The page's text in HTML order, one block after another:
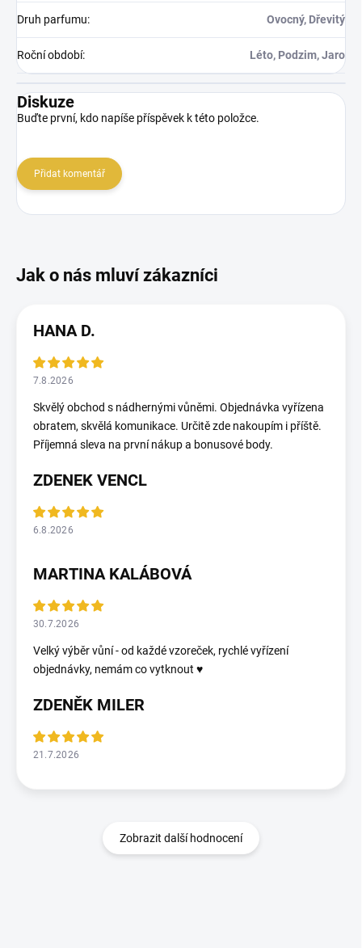
Druh parfumu: Ovocný, Dřevitý
Roční období: Léto, Podzim, Jaro
Diskuze
Buďte první, kdo napíše příspěvek k této položce.
Přidat komentář
HANA D.
7.8.2026
Skvělý obchod s nádhernými vůněmi. Objednávka vyřízena
obratem, skvělá komunikace. Určitě zde nakoupím i příště.
Příjemná sleva na první nákup a bonusové body.
ZDENEK VENCL
6.8.2026
MARTINA KALÁBOVÁ
30.7.2026
Velký výběr vůní - od každé vzoreček, rychlé vyřízení
objednávky, nemám co vytknout ♥️
ZDENĚK MILER
21.7.2026
Zobrazit další hodnocení